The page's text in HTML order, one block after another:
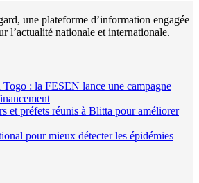
une plateforme d’information engagée
l’actualité nationale et internationale.
: la FESEN lance une campagne
et préfets réunis à Blitta pour améliorer
pour mieux détecter les épidémies